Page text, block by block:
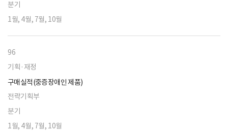
분기
1월, 4월, 7월, 10월
96
기획·재정
구매실적(중증장애인 제품)
전략기획부
분기
1월, 4월, 7월, 10월